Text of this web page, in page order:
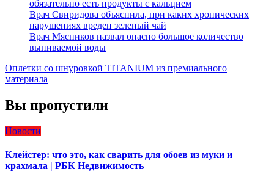
обязательно есть продукты с кальцием
Врач Свиридова объяснила, при каких хронических
нарушениях вреден зеленый чай
Врач Мясников назвал опасно большое количество
выпиваемой воды
Оплетки со шнуровкой TITANIUM из премиального
материала
Вы пропустили
Новости
Клейстер: что это, как сварить для обоев из муки и
крахмала | РБК Недвижимость